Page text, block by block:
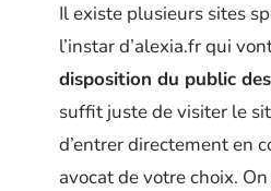
Il existe plusieurs sites
l’instar d’alexia.fr qui
disposition du public
suffit juste de visiter le
d’entrer directement en
avocat de votre choix.